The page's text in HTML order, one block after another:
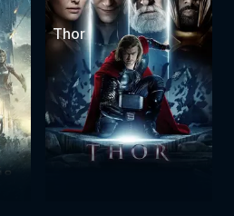
Thor